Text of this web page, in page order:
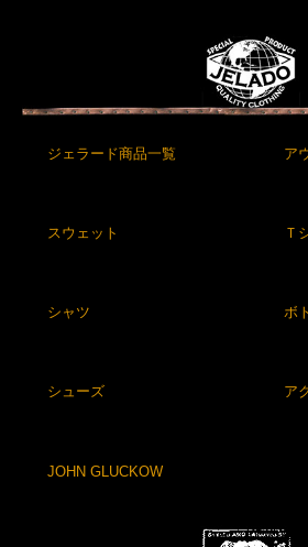
ジェラード商品一覧 ア
スウェット Ｔ
シャツ ボ
シューズ ア
JOHN GLUCKOW